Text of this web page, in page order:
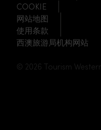
COOKIE
网站地图
使用条款
西澳旅游局机构网站
© 2026 Tourism